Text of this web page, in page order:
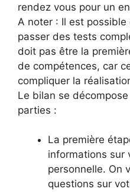
rendez vous pour un
A noter : Il est possible
passer des tests
doit pas être la
de compétences, car
compliquer la
Le bilan se
parties :
La première
informations sur
personnelle. On
questions sur